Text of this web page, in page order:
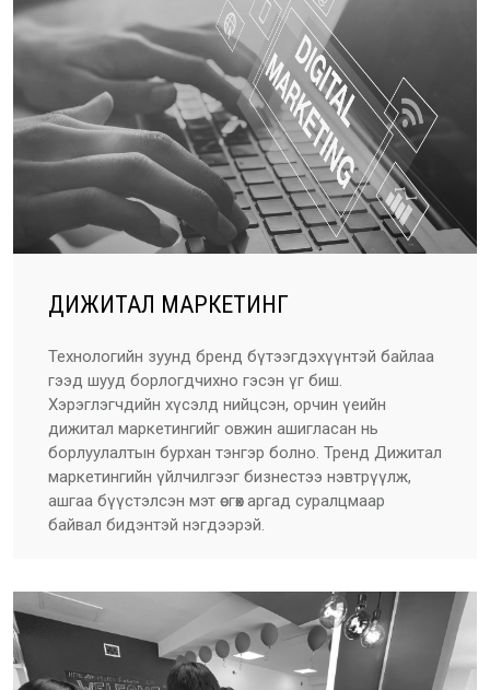
ДИЖИТАЛ МАРКЕТИНГ
Технологийн зуунд бренд бүтээгдэхүүнтэй байлаа
гээд шууд борлогдчихно гэсэн үг биш.
Хэрэглэгчдийн хүсэлд нийцсэн, орчин үеийн
дижитал маркетингийг овжин ашигласан нь
борлуулалтын бурхан тэнгэр болно. Тренд Дижитал
маркетингийн үйлчилгээг бизнестээ нэвтрүүлж,
ашгаа бүүстэлсэн мэт өсгөх аргад суралцмаар
байвал бидэнтэй нэгдээрэй.